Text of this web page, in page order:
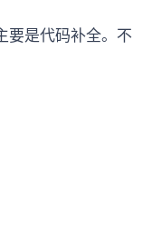
要是代码补全。不